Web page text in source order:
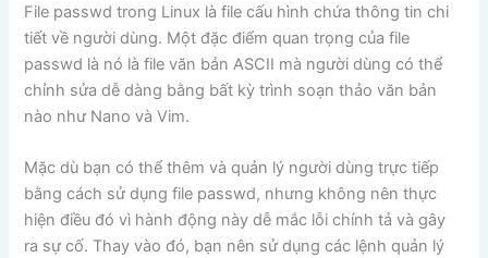
File passwd trong Linux là file cấu hình chứa thông tin chi
tiết về người dùng. Một đặc điểm quan trọng của file
passwd là nó là file văn bản ASCII mà người dùng có thể
chỉnh sửa dễ dàng bằng bất kỳ trình soạn thảo văn bản
nào như Nano và Vim.
Mặc dù bạn có thể thêm và quản lý người dùng trực tiếp
bằng cách sử dụng file passwd, nhưng không nên thực
hiện điều đó vì hành động này dễ mắc lỗi chính tả và gây
ra sự cố. Thay vào đó, bạn nên sử dụng các lệnh quản lý